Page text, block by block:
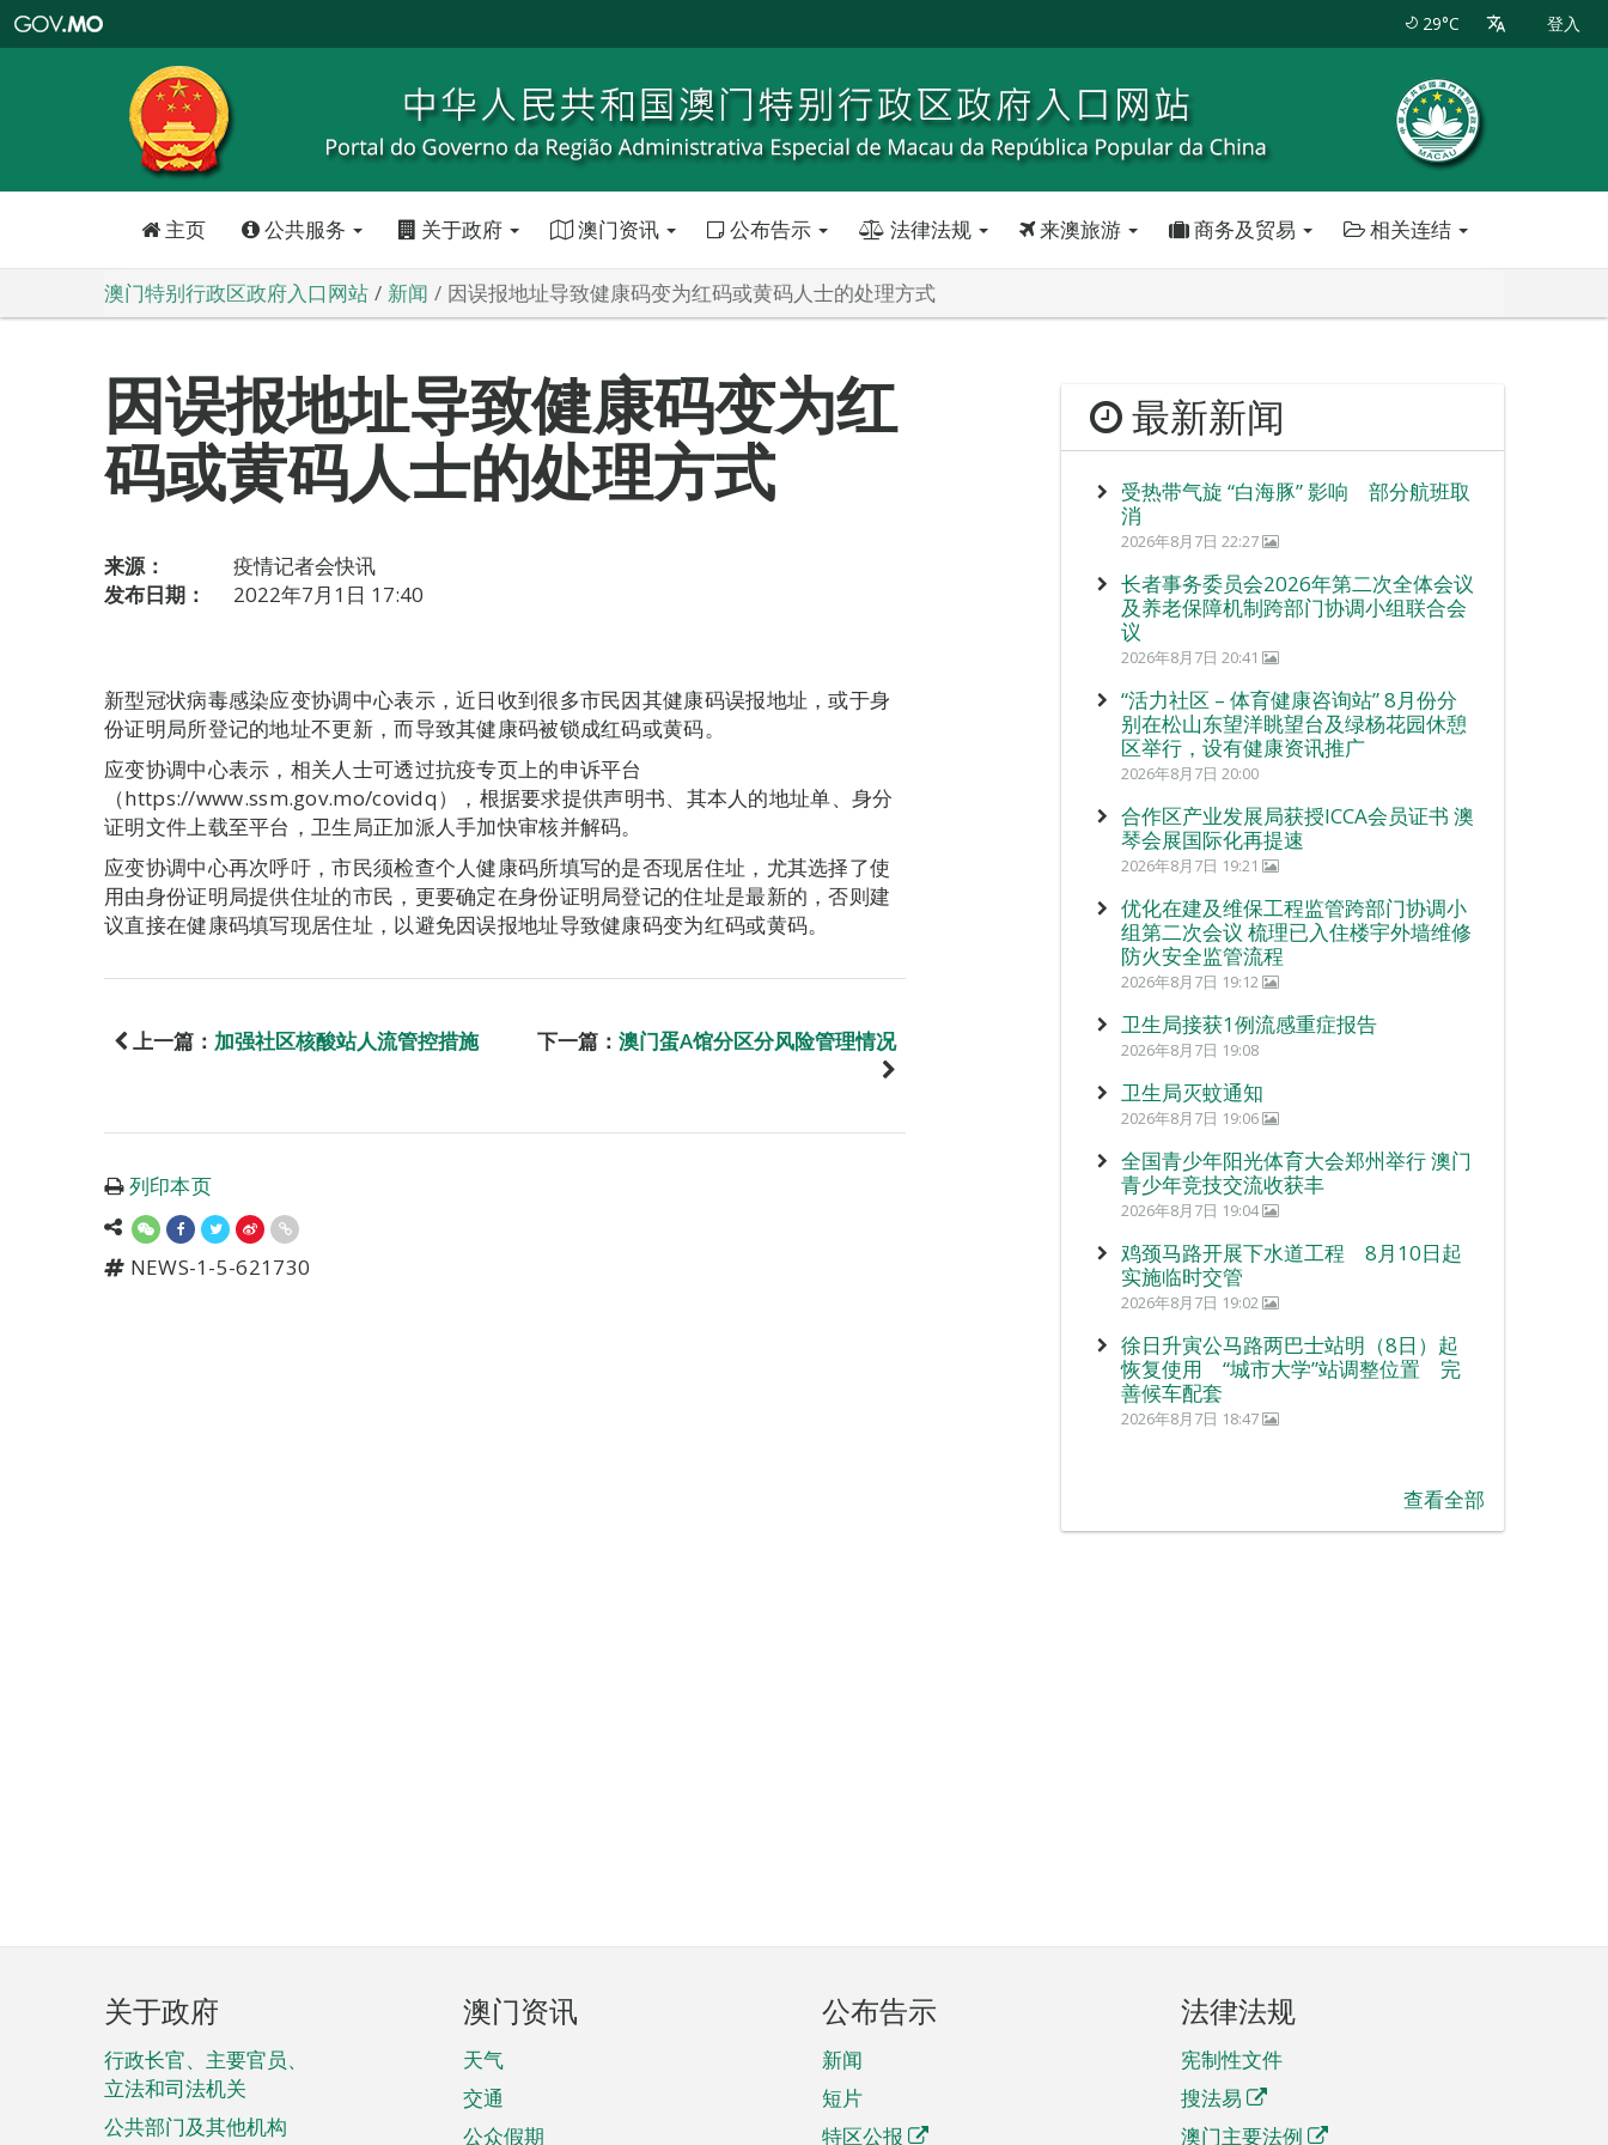
特
政
区
政
口
29°C 登入
主页 公共服务 关于政府 澳门资讯 公布告示 法律法规 来澳旅游 商务及贸易 相关连结
澳门特别行政区政府入口网站 新闻 因误报地址导致健康码变为红码或黄码人士的处理方式
因误报地址导致健康码变为红
码或黄码人士的处理方式
来源：
疫情记者会快讯
发布日期：
2022年7月1日 17:40
新型冠状病毒感染应变协调中心表示，近日收到很多市民因其健康码误报地址，或于身
份证明局所登记的地址不更新，而导致其健康码被锁成红码或黄码。
应变协调中心表示，相关人士可透过抗疫专页上的申诉平台
（https://www.ssm.gov.mo/covidq），根据要求提供声明书、其本人的地址单、身分
证明文件上载至平台，卫生局正加派人手加快审核并解码。
应变协调中心再次呼吁，市民须检查个人健康码所填写的是否现居住址，尤其选择了使
用由身份证明局提供住址的市民，更要确定在身份证明局登记的住址是最新的，否则建
议直接在健康码填写现居住址，以避免因误报地址导致健康码变为红码或黄码。
上一篇： 加强社区核酸站人流管控措施 下一篇： 澳门蛋A馆分区分风险管理情况
列印本页
NEWS-1-5-621730
最新新闻
受热带气旋 “白海豚” 影响 部分航班取
消
2026年8月7日 22:27
长者事务委员会2026年第二次全体会议
及养老保障机制跨部门协调小组联合会
议
2026年8月7日 20:41
“活力社区 – 体育健康咨询站” 8月份分
别在松山东望洋眺望台及绿杨花园休憩
区举行，设有健康资讯推广
2026年8月7日 20:00
合作区产业发展局获授ICCA会员证书 澳
琴会展国际化再提速
2026年8月7日 19:21
优化在建及维保工程监管跨部门协调小
组第二次会议 梳理已入住楼宇外墙维修
防火安全监管流程
2026年8月7日 19:12
卫生局接获1例流感重症报告
2026年8月7日 19:08
卫生局灭蚊通知
2026年8月7日 19:06
全国青少年阳光体育大会郑州举行 澳门
青少年竞技交流收获丰
2026年8月7日 19:04
鸡颈马路开展下水道工程 8月10日起
实施临时交管
2026年8月7日 19:02
徐日升寅公马路两巴士站明（8日）起
恢复使用 “城市大学”站调整位置 完
善候车配套
2026年8月7日 18:47
查看全部
页
脚
菜
单
关于政府
行政长官、主要官员、
立法和司法机关
公共部门及其他机构
澳门资讯
天气
交通
公众假期
公布告示
新闻
短片
特区公报
法律法规
宪制性文件
搜法易
澳门主要法例